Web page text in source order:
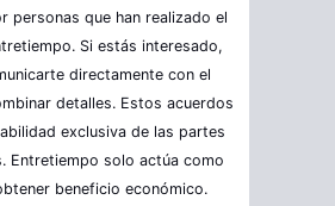
personas que han realizado el
Si estás interesado,
directamente con el
detalles. Estos acuerdos
exclusiva de las partes
Entretiempo solo actúa como
beneficio económico.